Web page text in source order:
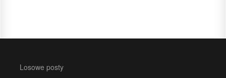
Losowe posty